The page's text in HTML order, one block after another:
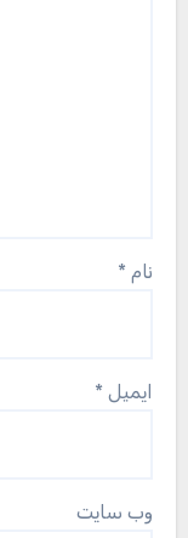
نام *
ایمیل *
وب‌ سایت